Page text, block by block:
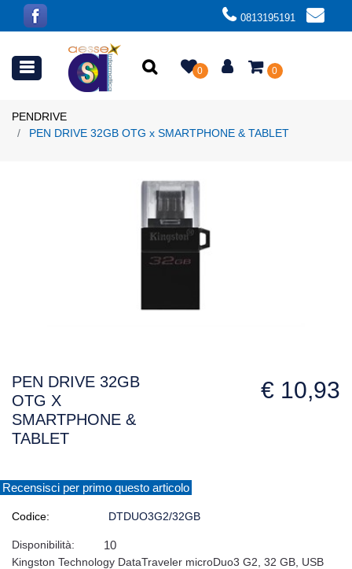
0813195191
Open menu 0 0
PENDRIVE
PEN DRIVE 32GB OTG x SMARTPHONE & TABLET
PEN DRIVE 32GB
OTG X
SMARTPHONE &
TABLET
€ 10,93
Recensisci per primo questo articolo
Codice: DTDUO3G2/32GB
Disponibilità: 10
Kingston Technology DataTraveler microDuo3 G2, 32 GB, USB